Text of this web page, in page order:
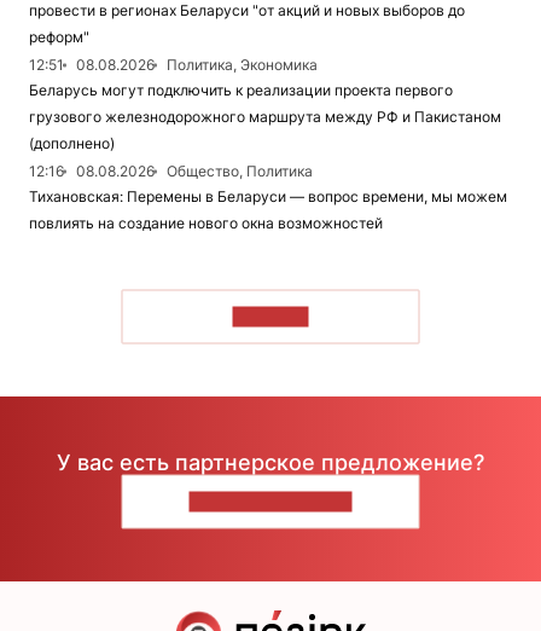
провести в регионах Беларуси "от акций и новых выборов до
реформ"
12:51
08.08.2026
Политика, Экономика
Беларусь могут подключить к реализации проекта первого
грузового железнодорожного маршрута между РФ и Пакистаном
(дополнено)
12:16
08.08.2026
Общество, Политика
Тихановская: Перемены в Беларуси — вопрос времени, мы можем
повлиять на создание нового окна возможностей
У вас есть партнерское предложение?